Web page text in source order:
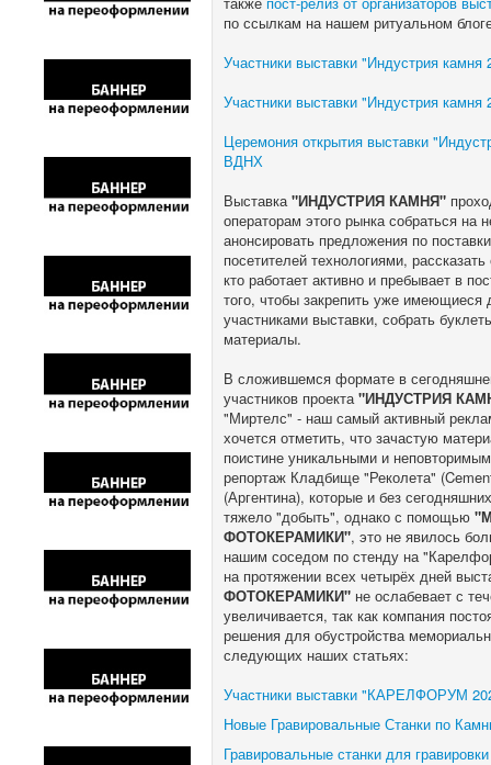
по ссылкам на нашем ритуальном
Участники выставки "Индустрия
Участники выставки "Индустрия
Церемония открытия выставки
ВДНХ
Выставка"ИНДУСТРИЯ КАМНЯ"
операторам этого рынка собраться на
анонсировать предложения по
посетителей технологиями,
кто работает активно и пребывает в
того, чтобы закрепить уже имеющиеся
участниками выставки, собрать
материалы.
В сложившемся формате в
участников проекта"ИНДУСТРИЯ
"Миртелс" - наш самый активный
хочется отметить, что зачастую
поистине уникальными и
репортаж Кладбище "Реколета"
(Аргентина), которые и без
тяжело "добыть", однако с помощью
ФОТОКЕРАМИКИ", это не явилось
нашим соседом по стенду на
на протяжении всех четырёх дней
ФОТОКЕРАМИКИ" не ослабевает с
увеличивается, так как компания
решения для обустройства
следующих наших статьях:
Участники выставки "КАРЕЛФОРУМ
Новые Гравировальные Станки по
Гравировальные станки для